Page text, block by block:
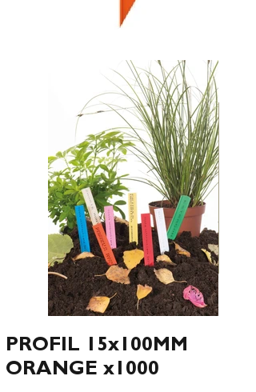
PROFIL 15x100MM
ORANGE x1000